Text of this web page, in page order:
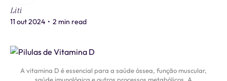
Liti
11 out 2024 • 2 min read
A vitamina D é essencial para a saúde óssea, função muscular,